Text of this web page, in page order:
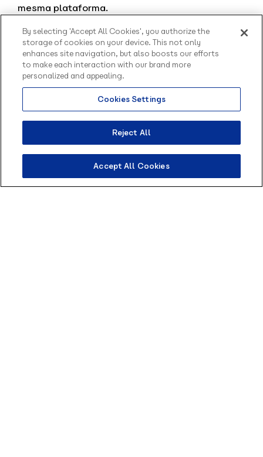
mesma plataforma.
Veja em que situações o
Inbot Marketing pode ser
aplicado
A aplicação do Inbot Marketing pode acontecer
inteligente, você vai ser capaz de gerar leads
com mais facilidade. As suascampanhas de
serão mais eficientes, uma vez que é
possível coletar mais informações sobre o
cliente além do tradicional endereço eletrônico.
By selecting 'Accept All Cookies', you authorize the
storage of cookies on your device. This not only
enhances site navigation, but also boosts our efforts
to make each interaction with our brand more
personalized and appealing.
Cookies Settings
Reject All
Accept All Cookies
Olá, sou o Contato
inteligente da Blip.
Como posso te ajudar?